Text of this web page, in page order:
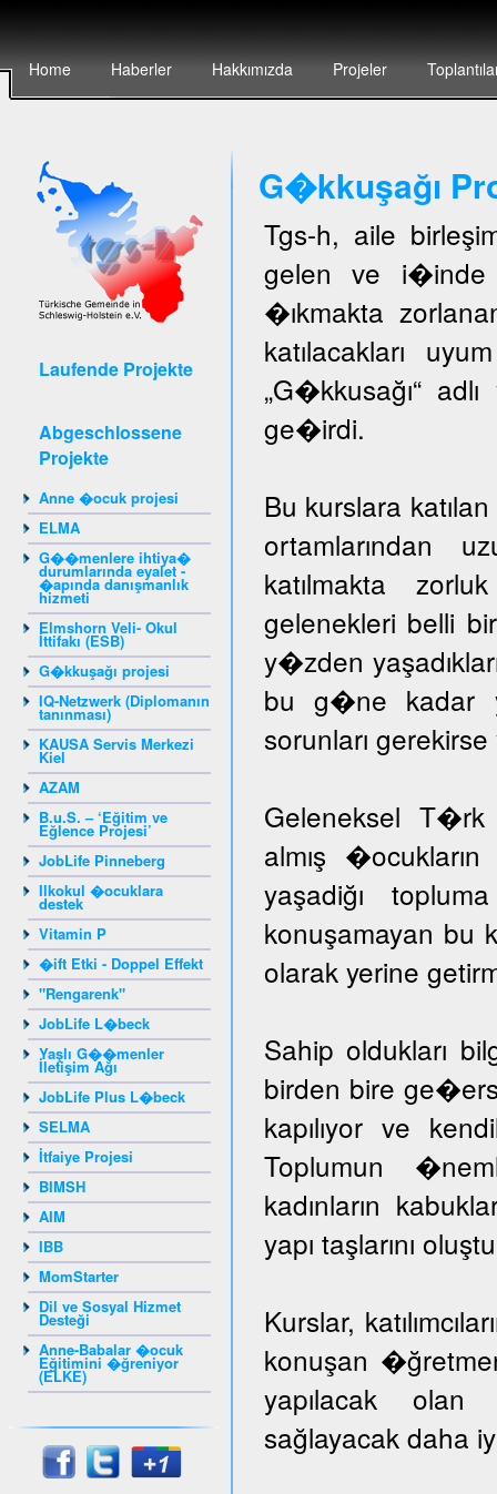
Home Haberler Hakkımızda Projeler
Laufende Projekte
Abgeschlossene
Projekte
Anne �ocuk projesi
ELMA
G��menlere ihtiya�
durumlarında eyalet -
�apında danışmanlık
hizmeti
Elmshorn Veli- Okul
İttifakı (ESB)
G�kkuşağı projesi
IQ-Netzwerk (Diplomanın
tanınması)
KAUSA Servis Merkezi
Kiel
AZAM
B.u.S. – ‘Eğitim ve
Eğlence Projesi’
JobLife Pinneberg
Ilkokul �ocuklara
destek
Vitamin P
�ift Etki - Doppel Effekt
"Rengarenk"
JobLife L�beck
Yaşlı G��menler
İletişim Ağı
JobLife Plus L�beck
SELMA
İtfaiye Projesi
BIMSH
AIM
IBB
MomStarter
Dil ve Sosyal Hizmet
Desteği
Anne-Babalar �ocuk
Eğitimini �ğreniyor
(ELKE)
G�kkuşağı
Tgs-h, aile
gelen ve i�inde
�ıkmakta
katılacakları
„G�kkusağı“
ge�irdi.
Bu kurslara
ortamlarından
katılmakta
gelenekleri belli
y�zden
bu g�ne kadar
sorunları
Geleneksel
almış
yaşadiğı
konuşamayan bu
olarak yerine
Sahip oldukları
birden bire
kapılıyor ve
Toplumun
kadınların
yapı taşlarını
Kurslar,
konuşan
yapılacak olan
sağlayacak daha